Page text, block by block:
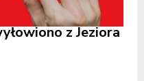
z Jeziora